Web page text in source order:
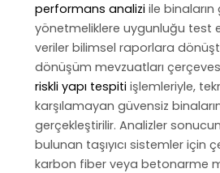
performans analizi ile binaların
yönetmeliklere uygunluğu test
veriler bilimsel raporlara
dönüşüm mevzuatları
riskli yapı tespiti işlemleriyle,
karşılamayan güvensiz
gerçekleştirilir. Analizler
bulunan taşıyıcı sistemler için
karbon fiber veya betonarme